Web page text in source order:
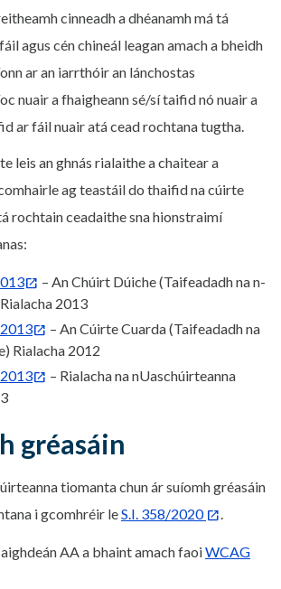
cinneadh a dhéanamh má tá
agus cén chineál leagan amach a bheidh
ar an iarrthóir an lánchostas
nuair a fhaigheann sé/sí taifid nó nuair a
ar fáil nuair atá cead rochtana tugtha.
leis an ghnás rialaithe a chaitear a
ag teastáil do thaifid na cúirte
rochtain ceadaithe sna hionstraimí
– An Chúirt Dúiche (Taifeadadh na n-
2013
– An Cúirte Cuarda (Taifeadadh na
Rialacha 2012
– Rialacha na nUaschúirteanna
gréasáin
tiomanta chun ár suíomh gréasáin
i gcomhréir leS.I. 358/2020 .
AA a bhaint amach faoiWCAG